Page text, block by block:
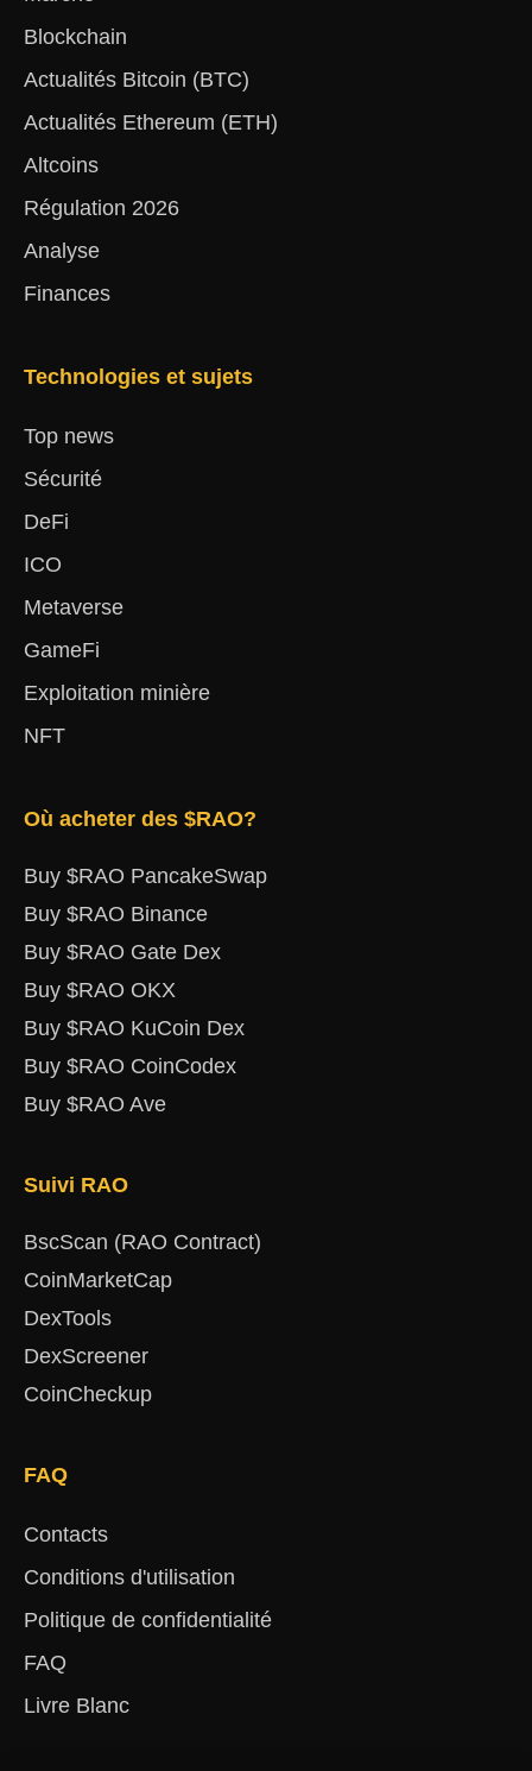
Blockchain
Actualités Bitcoin (BTC)
Actualités Ethereum (ETH)
Altcoins
Régulation 2026
Analyse
Finances
Technologies et sujets
Top news
Sécurité
DeFi
ICO
Metaverse
GameFi
Exploitation minière
NFT
Où acheter des $RAO?
Buy $RAO PancakeSwap
Buy $RAO Binance
Buy $RAO Gate Dex
Buy $RAO OKX
Buy $RAO KuCoin Dex
Buy $RAO CoinCodex
Buy $RAO Ave
Suivi RAO
BscScan (RAO Contract)
CoinMarketCap
DexTools
DexScreener
CoinCheckup
FAQ
Contacts
Conditions d'utilisation
Politique de confidentialité
FAQ
Livre Blanc